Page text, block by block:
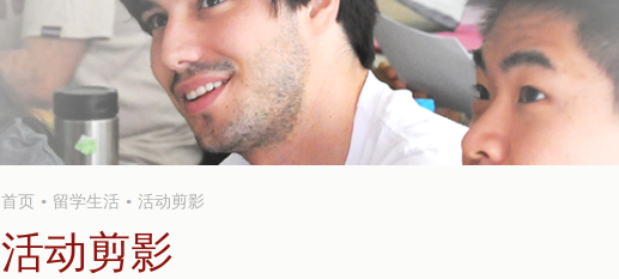
首页 留学生活 活动剪影
活动剪影